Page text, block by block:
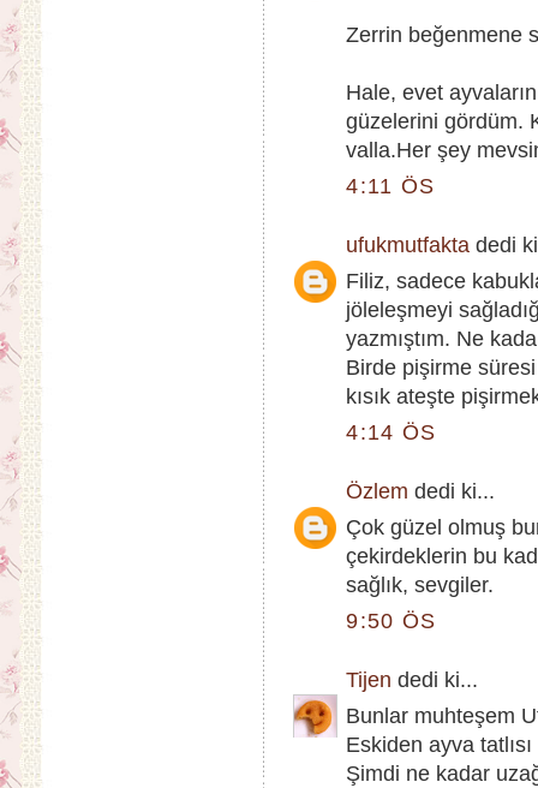
Zerrin beğenmene
Hale, evet
güzelerini gördüm.
valla.Her şey
4:11 ÖS
ufukmutfakta dedi
Filiz, sadece
jöleleşmeyi
yazmıştım. Ne
Birde pişirme
kısık ateşte
4:14 ÖS
Özlem dedi ki...
Çok güzel olmuş
çekirdeklerin bu
sağlık, sevgiler.
9:50 ÖS
Tijen dedi ki...
Bunlar muhteşem
Eskiden ayva
Şimdi ne kadar